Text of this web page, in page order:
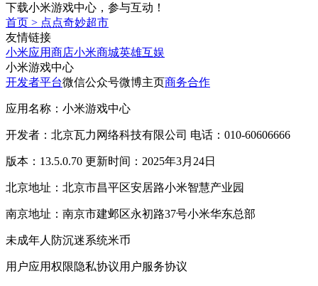
下载小米游戏中心，参与互动！
首页 > 点点奇妙超市
友情链接
小米应用商店小米商城英雄互娱
小米游戏中心
开发者平台微信公众号微博主页商务合作
应用名称：小米游戏中心
开发者：北京瓦力网络科技有限公司 电话：010-60606666
版本：13.5.0.70 更新时间：2025年3月24日
北京地址：北京市昌平区安居路小米智慧产业园
南京地址：南京市建邺区永初路37号小米华东总部
未成年人防沉迷系统米币
用户应用权限隐私协议用户服务协议